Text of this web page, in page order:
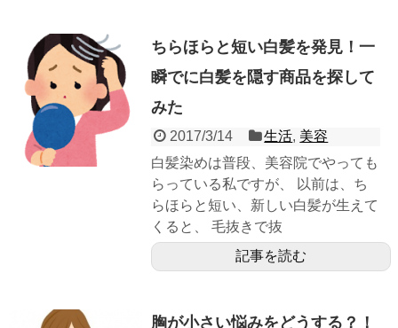
ちらほらと短い白髪を発見！一
瞬でに白髪を隠す商品を探して
みた
2017/3/14 生活, 美容
白髪染めは普段、美容院でやっても
らっている私ですが、 以前は、ち
らほらと短い、新しい白髪が生えて
くると、 毛抜きで抜
記事を読む
胸が小さい悩みをどうする？！